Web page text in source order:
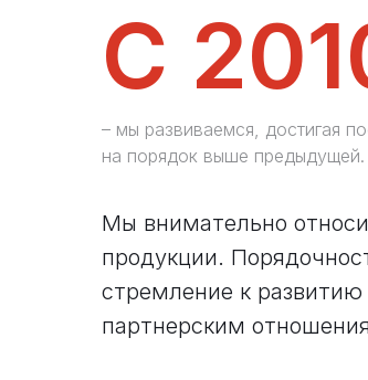
С
– мы развиваемся, достигая
на порядок выше предыдущей.
Мы внимательно
продукции.
стремление к развитию
партнерским